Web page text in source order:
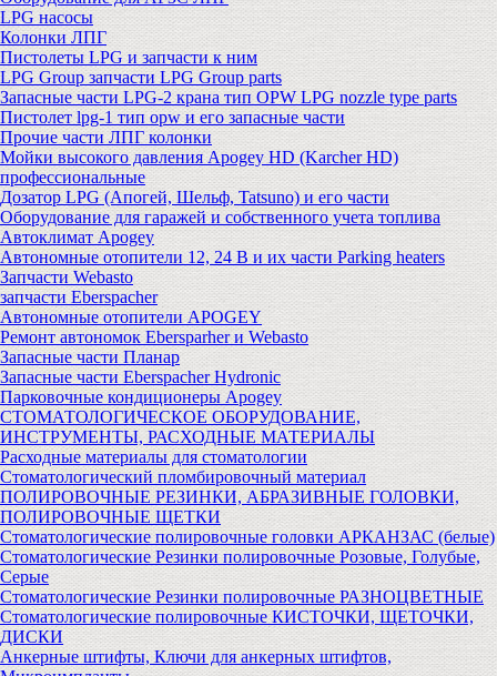
LPG насосы
Колонки ЛПГ
Пистолеты LPG и запчасти к ним
LPG Group запчасти LPG Group parts
Запасные части LPG-2 крана тип OPW LPG nozzle type parts
Пистолет lpg-1 тип opw и его запасные части
Прочие части ЛПГ колонки
Мойки высокого давления Apogey HD (Karcher HD)
профессиональные
Дозатор LPG (Апогей, Шельф, Tatsuno) и его части
Оборудование для гаражей и собственного учета топлива
Автоклимат Apogey
Автономные отопители 12, 24 В и их части Parking heaters
Запчасти Webasto
запчасти Eberspacher
Автономные отопители APOGEY
Ремонт автономок Ebersparher и Webasto
Запасные части Планар
Запасные части Eberspacher Hydronic
Парковочные кондиционеры Apogey
СТОМАТОЛОГИЧЕСКОЕ ОБОРУДОВАНИЕ,
ИНСТРУМЕНТЫ, РАСХОДНЫЕ МАТЕРИАЛЫ
Расходные материалы для стоматологии
Стоматологический пломбировочный материал
ПОЛИРОВОЧНЫЕ РЕЗИНКИ, АБРАЗИВНЫЕ ГОЛОВКИ,
ПОЛИРОВОЧНЫЕ ЩЕТКИ
Стоматологические полировочные головки АРКАНЗАС (белые)
Стоматологические Резинки полировочные Розовые, Голубые,
Серые
Стоматологические Резинки полировочные РАЗНОЦВЕТНЫЕ
Стоматологические полировочные КИСТОЧКИ, ЩЕТОЧКИ,
ДИСКИ
Анкерные штифты, Ключи для анкерных штифтов,